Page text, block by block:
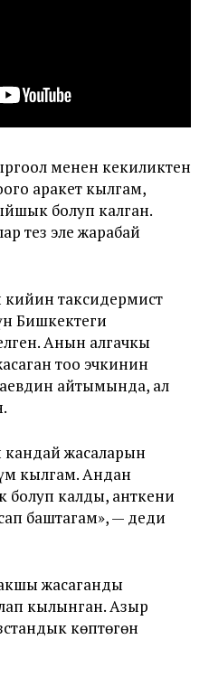
менен кекиликтен
аракет кылгам,
болуп калган.
тез эле жарабай
кийин таксидермист
Бишкектеги
Анын алгачкы
тоо эчкинин
айтымында, ал
жасаларын
кылгам. Андан
болуп калды, анткени
баштагам», — деди
жасаганды
кылынган. Азыр
көптөгөн